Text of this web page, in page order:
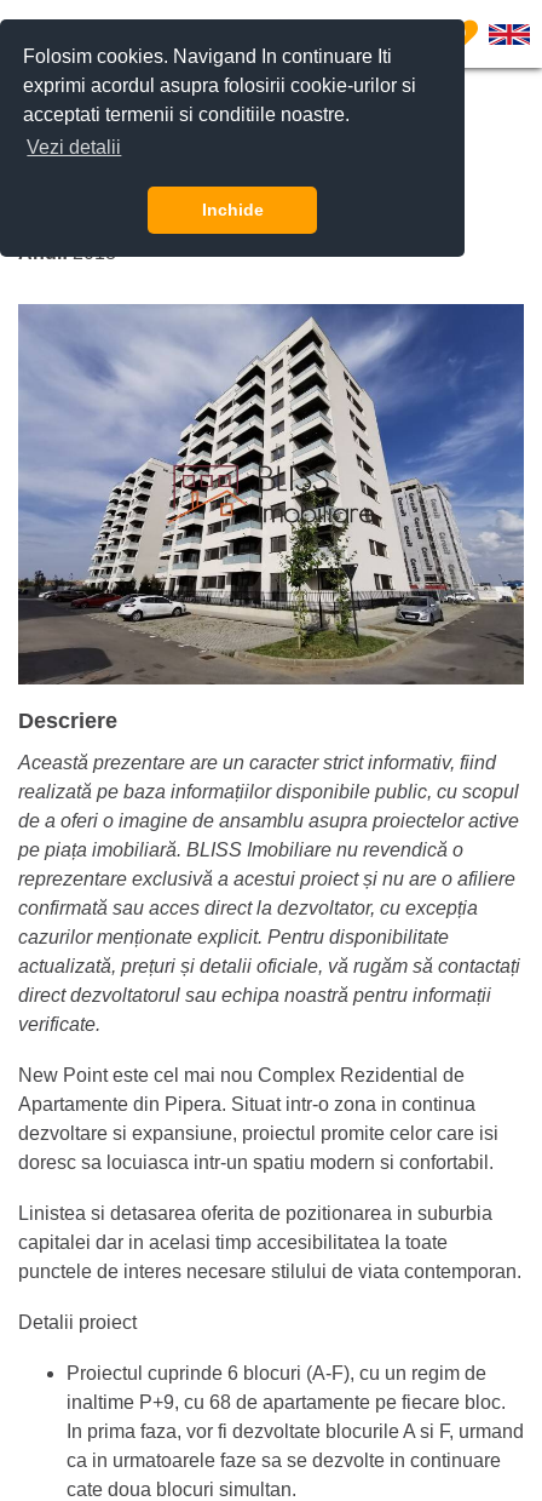
Folosim cookies. Navigand In continuare Iti
exprimi acordul asupra folosirii cookie-urilor si
acceptati termenii si conditiile noastre.
Vezi detalii
Inchide
0
Pipera Nord, Bucuresti / Ilfov
Anul:2018
Descriere
Această prezentare are un caracter strict informativ, fiind
realizată pe baza informațiilor disponibile public, cu scopul
de a oferi o imagine de ansamblu asupra proiectelor active
pe piața imobiliară. BLISS Imobiliare nu revendică o
reprezentare exclusivă a acestui proiect și nu are o afiliere
confirmată sau acces direct la dezvoltator, cu excepția
cazurilor menționate explicit. Pentru disponibilitate
actualizată, prețuri și detalii oficiale, vă rugăm să contactați
direct dezvoltatorul sau echipa noastră pentru informații
verificate.
New Point este cel mai nou Complex Rezidential de
Apartamente din Pipera. Situat intr-o zona in continua
dezvoltare si expansiune, proiectul promite celor care isi
doresc sa locuiasca intr-un spatiu modern si confortabil.
Linistea si detasarea oferita de pozitionarea in suburbia
capitalei dar in acelasi timp accesibilitatea la toate
punctele de interes necesare stilului de viata contemporan.
Detalii proiect
Proiectul cuprinde 6 blocuri (A-F), cu un regim de
inaltime P+9, cu 68 de apartamente pe fiecare bloc.
In prima faza, vor fi dezvoltate blocurile A si F, urmand
ca in urmatoarele faze sa se dezvolte in continuare
cate doua blocuri simultan.
CERE DETALII SUNĂ-NE